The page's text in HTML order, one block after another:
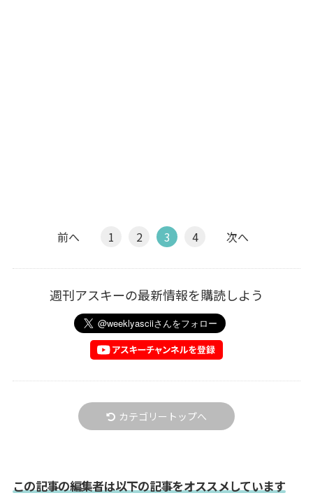
前へ 1 2 3 4 次へ
週刊アスキーの最新情報を購読しよう
カテゴリートップへ
この記事の編集者は以下の記事をオススメしています